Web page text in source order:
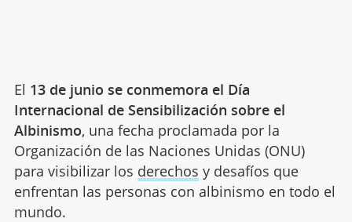
El 13 de junio se conmemora el Día
Internacional de Sensibilización sobre el
Albinismo, una fecha proclamada por la
Organización de las Naciones Unidas (ONU)
para visibilizar los derechos y desafíos que
enfrentan las personas con albinismo en todo el
mundo.